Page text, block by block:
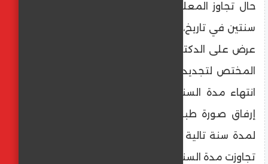
حال تجاوز المعلمين المساعدين مدة التعاقد
عرض على الدكتور الوزير بعد أخذ رأى المحافظ
المختص لتجديد التعاقد لمدة سنة من تاريخ
انتهاء مدة السنتين، على أن يتم عند التقدم
إرفاق صورة طبق الأصل على تجديد التعاقد
لمدة سنة تالية مع كل عقد من العقود التي
تجاوزت مدة السنتين.